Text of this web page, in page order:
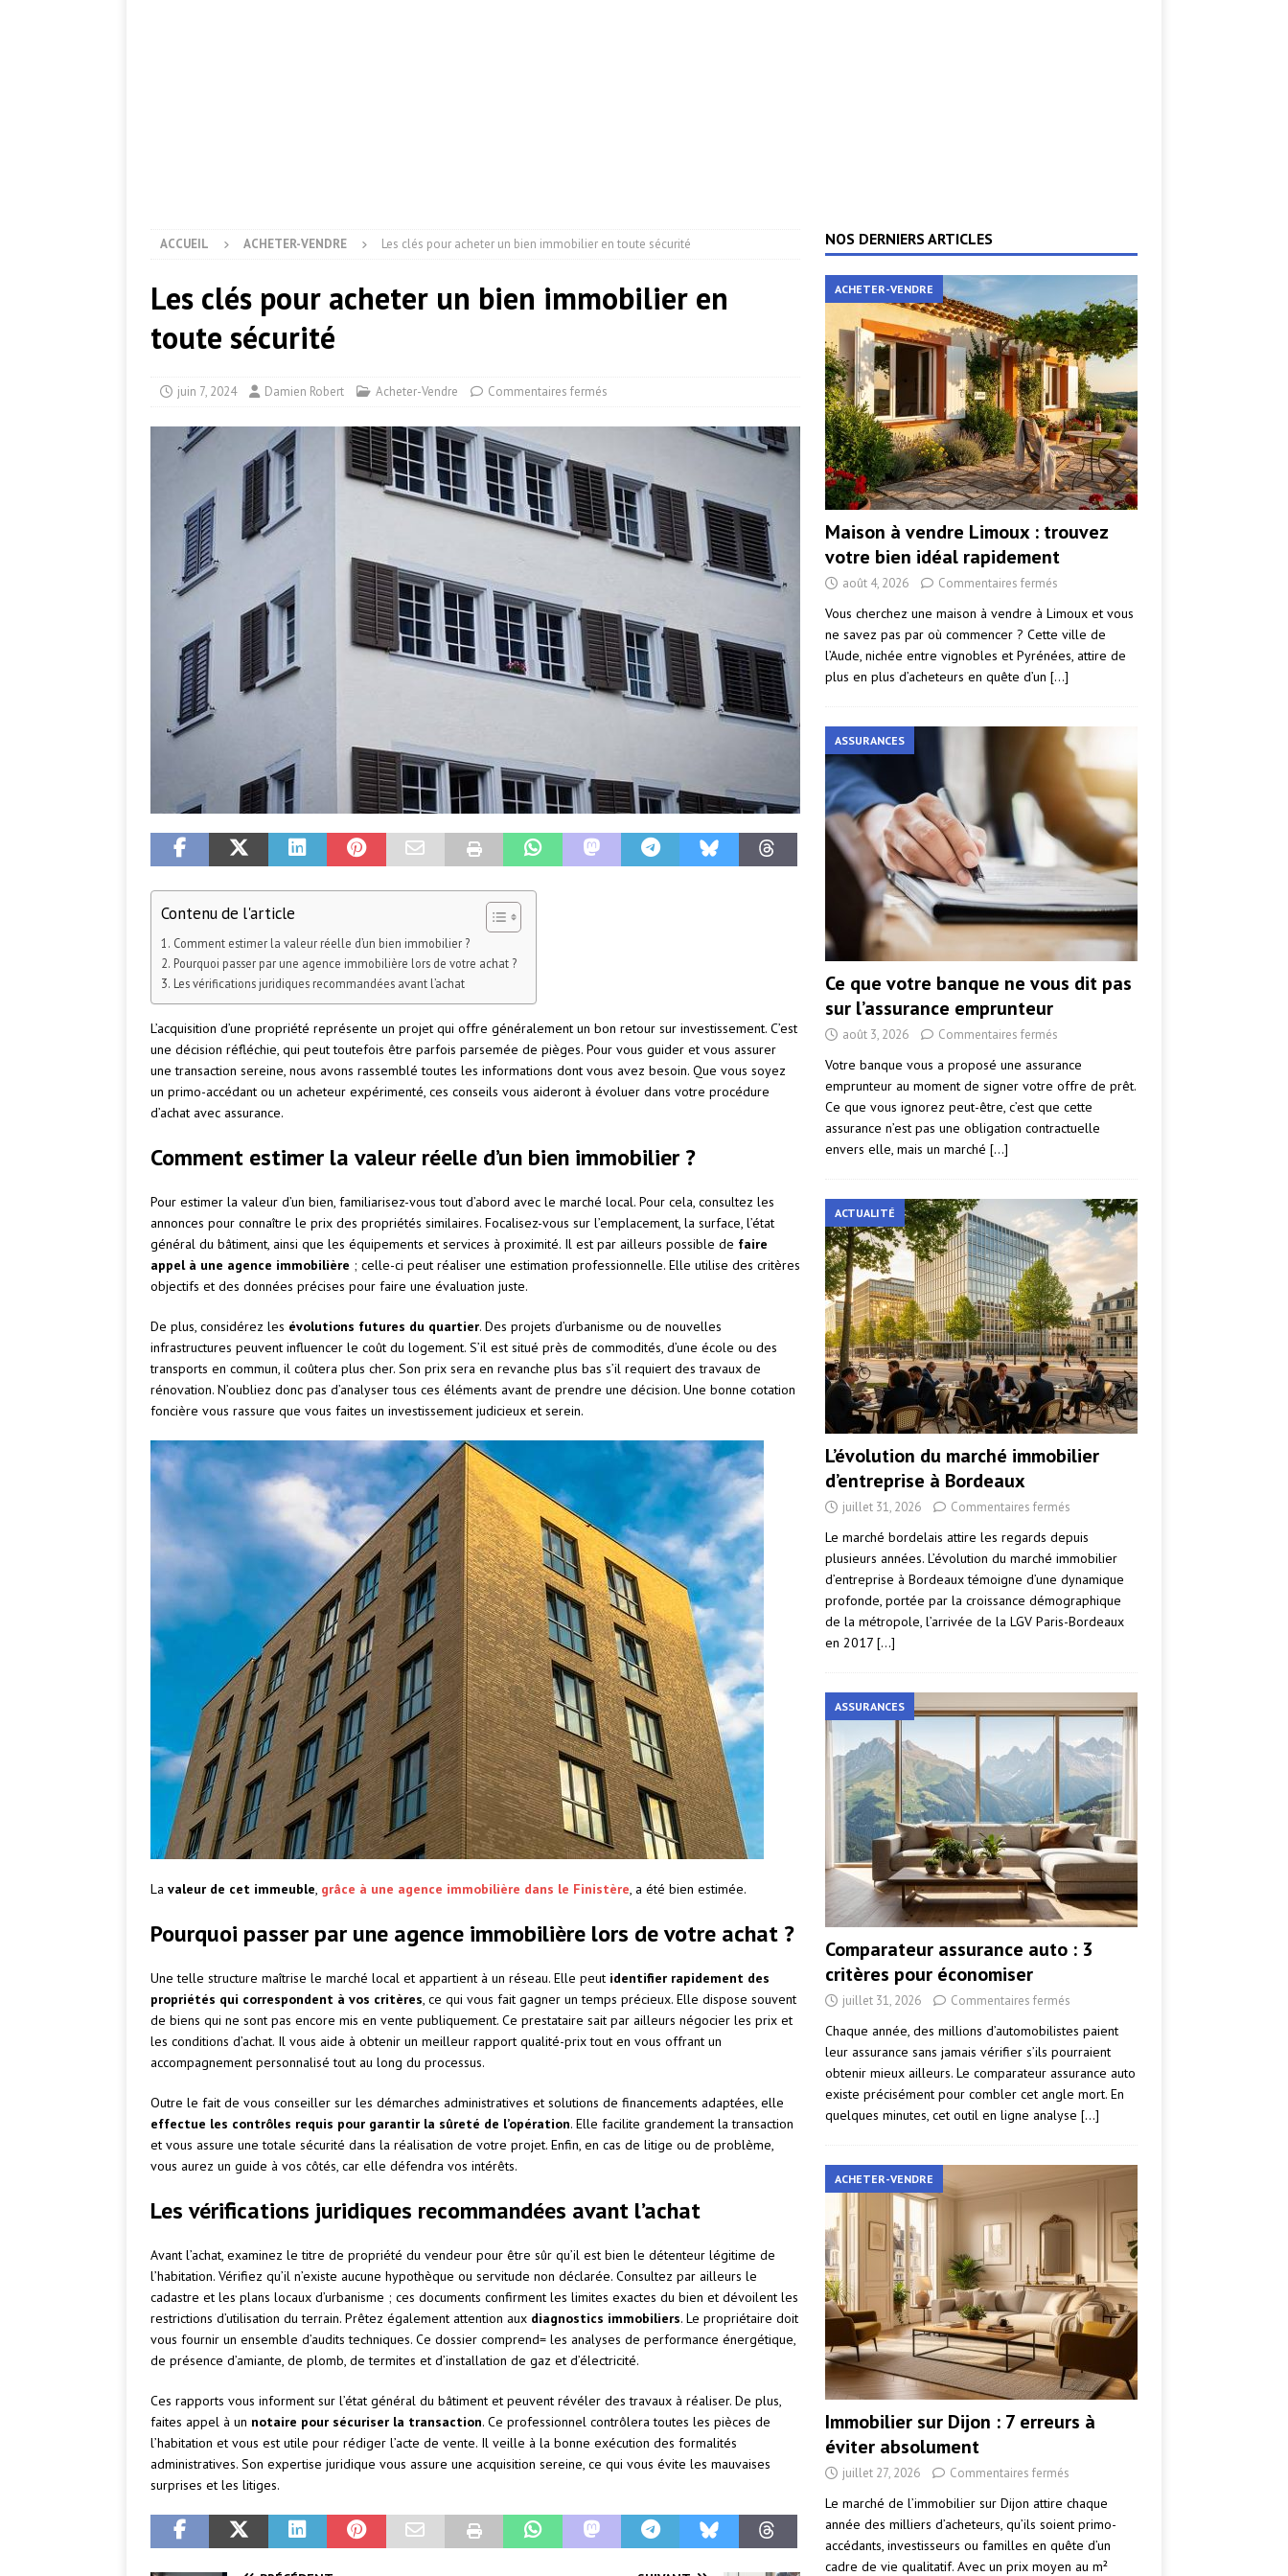
ACCUEIL ACHETER-VENDRE Les clés pour acheter un bien immobilier en toute sécurité
Les clés pour acheter un bien immobilier en
toute sécurité
juin 7, 2024 Damien Robert Acheter-Vendre Commentaires fermés
Contenu de l'article
Comment estimer la valeur réelle d’un bien immobilier ?
Pourquoi passer par une agence immobilière lors de votre achat ?
Les vérifications juridiques recommandées avant l’achat
L’acquisition d’une propriété représente un projet qui offre généralement un bon retour sur investissement. C’est
une décision réfléchie, qui peut toutefois être parfois parsemée de pièges. Pour vous guider et vous assurer
une transaction sereine, nous avons rassemblé toutes les informations dont vous avez besoin. Que vous soyez
un primo-accédant ou un acheteur expérimenté, ces conseils vous aideront à évoluer dans votre procédure
d’achat avec assurance.
Comment estimer la valeur réelle d’un bien immobilier ?
Pour estimer la valeur d’un bien, familiarisez-vous tout d’abord avec le marché local. Pour cela, consultez les
annonces pour connaître le prix des propriétés similaires. Focalisez-vous sur l’emplacement, la surface, l’état
général du bâtiment, ainsi que les équipements et services à proximité. Il est par ailleurs possible de faire
appel à une agence immobilière ; celle-ci peut réaliser une estimation professionnelle. Elle utilise des critères
objectifs et des données précises pour faire une évaluation juste.
De plus, considérez les évolutions futures du quartier. Des projets d’urbanisme ou de nouvelles
infrastructures peuvent influencer le coût du logement. S’il est situé près de commodités, d’une école ou des
transports en commun, il coûtera plus cher. Son prix sera en revanche plus bas s’il requiert des travaux de
rénovation. N’oubliez donc pas d’analyser tous ces éléments avant de prendre une décision. Une bonne cotation
foncière vous rassure que vous faites un investissement judicieux et serein.
La valeur de cet immeuble, grâce à une agence immobilière dans le Finistère, a été bien estimée.
Pourquoi passer par une agence immobilière lors de votre achat ?
Une telle structure maîtrise le marché local et appartient à un réseau. Elle peut identifier rapidement des
propriétés qui correspondent à vos critères, ce qui vous fait gagner un temps précieux. Elle dispose souvent
de biens qui ne sont pas encore mis en vente publiquement. Ce prestataire sait par ailleurs négocier les prix et
les conditions d’achat. Il vous aide à obtenir un meilleur rapport qualité-prix tout en vous offrant un
accompagnement personnalisé tout au long du processus.
Outre le fait de vous conseiller sur les démarches administratives et solutions de financements adaptées, elle
effectue les contrôles requis pour garantir la sûreté de l’opération. Elle facilite grandement la transaction
et vous assure une totale sécurité dans la réalisation de votre projet. Enfin, en cas de litige ou de problème,
vous aurez un guide à vos côtés, car elle défendra vos intérêts.
Les vérifications juridiques recommandées avant l’achat
Avant l’achat, examinez le titre de propriété du vendeur pour être sûr qu’il est bien le détenteur légitime de
l’habitation. Vérifiez qu’il n’existe aucune hypothèque ou servitude non déclarée. Consultez par ailleurs le
cadastre et les plans locaux d’urbanisme ; ces documents confirment les limites exactes du bien et dévoilent les
restrictions d’utilisation du terrain. Prêtez également attention aux diagnostics immobiliers. Le propriétaire doit
vous fournir un ensemble d’audits techniques. Ce dossier comprend= les analyses de performance énergétique,
de présence d’amiante, de plomb, de termites et d’installation de gaz et d’électricité.
Ces rapports vous informent sur l’état général du bâtiment et peuvent révéler des travaux à réaliser. De plus,
faites appel à un notaire pour sécuriser la transaction. Ce professionnel contrôlera toutes les pièces de
l’habitation et vous est utile pour rédiger l’acte de vente. Il veille à la bonne exécution des formalités
administratives. Son expertise juridique vous assure une acquisition sereine, ce qui vous évite les mauvaises
surprises et les litiges.
NOS DERNIERS ARTICLES
ACHETER-VENDRE
Maison à vendre Limoux : trouvez
votre bien idéal rapidement
août 4, 2026 Commentaires fermés
Vous cherchez une maison à vendre à Limoux et vous
ne savez pas par où commencer ? Cette ville de
l’Aude, nichée entre vignobles et Pyrénées, attire de
plus en plus d’acheteurs en quête d’un […]
ASSURANCES
Ce que votre banque ne vous dit pas
sur l’assurance emprunteur
août 3, 2026 Commentaires fermés
Votre banque vous a proposé une assurance
emprunteur au moment de signer votre offre de prêt.
Ce que vous ignorez peut-être, c’est que cette
assurance n’est pas une obligation contractuelle
envers elle, mais un marché […]
ACTUALITÉ
L’évolution du marché immobilier
d’entreprise à Bordeaux
juillet 31, 2026 Commentaires fermés
Le marché bordelais attire les regards depuis
plusieurs années. L’évolution du marché immobilier
d’entreprise à Bordeaux témoigne d’une dynamique
profonde, portée par la croissance démographique
de la métropole, l’arrivée de la LGV Paris-Bordeaux
en 2017 […]
ASSURANCES
Comparateur assurance auto : 3
critères pour économiser
juillet 31, 2026 Commentaires fermés
Chaque année, des millions d’automobilistes paient
leur assurance sans jamais vérifier s’ils pourraient
obtenir mieux ailleurs. Le comparateur assurance auto
existe précisément pour combler cet angle mort. En
quelques minutes, cet outil en ligne analyse […]
ACHETER-VENDRE
Immobilier sur Dijon : 7 erreurs à
éviter absolument
juillet 27, 2026 Commentaires fermés
Le marché de l’immobilier sur Dijon attire chaque
année des milliers d’acheteurs, qu’ils soient primo-
accédants, investisseurs ou familles en quête d’un
cadre de vie qualitatif. Avec un prix moyen au m²